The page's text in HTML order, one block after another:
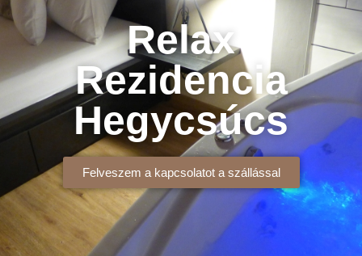
Relax
Rezidencia
Hegycsúcs
Felveszem a kapcsolatot a szállással